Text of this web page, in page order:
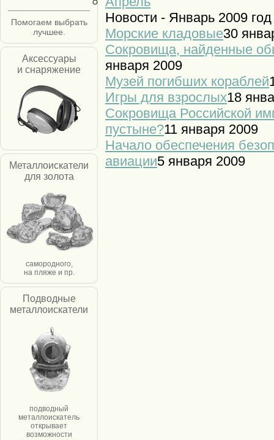
Помогаем выбрать
лучшее.
Аксессуары
и снаряжение
Металлоискатели
для золота
самородного,
на пляже и пр.
Подводные
металлоискатели
подводный
металлоискатель
открывает
возможности
Новости - Январь 2009 год
Морские кладовые30
Сокровища, найденные
января 2009
Музей погибших кораблей
Игры для взрослых18
Сокровища Российской
пустыне?11 января 2009
Начало обеспечения
авиации5 января 2009